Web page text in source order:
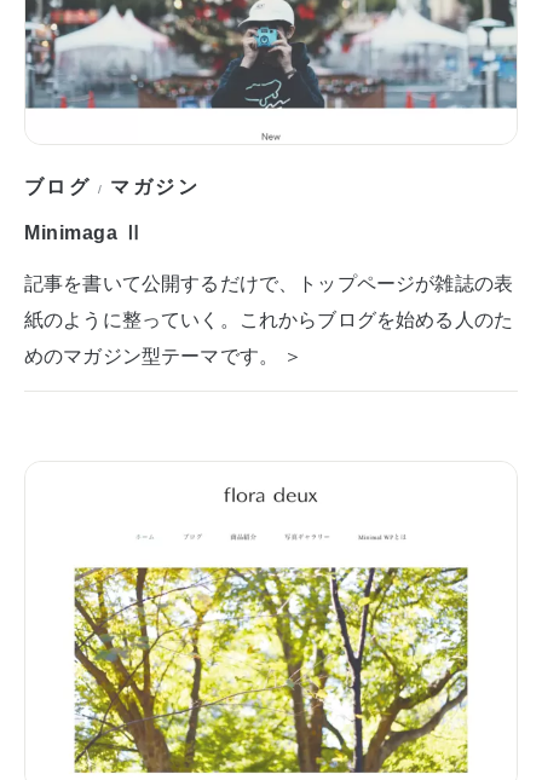
ブログ / マガジン
Minimaga Ⅱ
記事を書いて公開するだけで、トップページが雑誌の表
紙のように整っていく。これからブログを始める人のた
めのマガジン型テーマです。 ＞